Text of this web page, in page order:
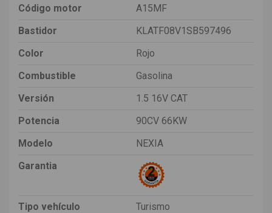
Código motor
A15MF
Bastidor
KLATF08V1SB597496
Color
Rojo
Combustible
Gasolina
Versión
1.5 16V CAT
Potencia
90CV 66KW
Modelo
NEXIA
Garantia
Tipo vehículo Turismo